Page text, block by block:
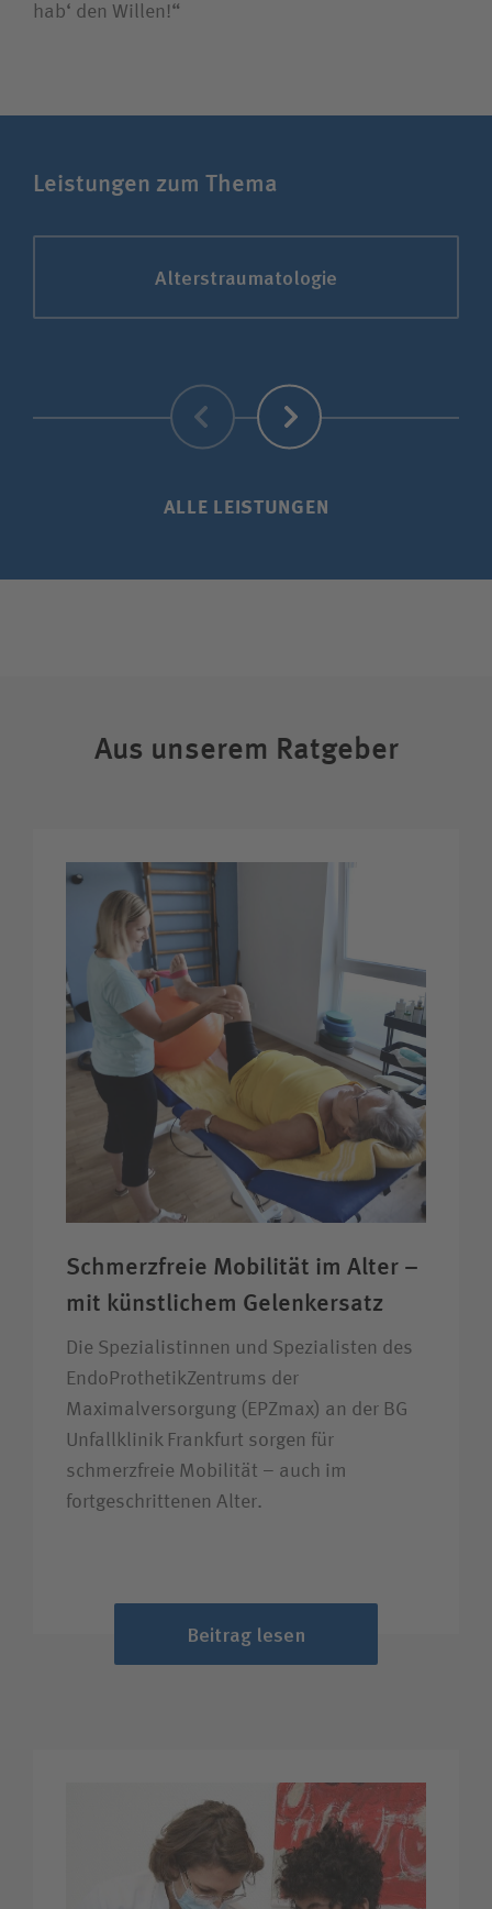
hab‘ den Willen!“
Leistungen zum Thema
Alterstraumatologie
Zurück Weiter
ALLE LEISTUNGEN
Aus unserem Ratgeber
Schmerzfreie Mobilität im Alter –
mit künstlichem Gelenkersatz
Die Spezialistinnen und Spezialisten des
EndoProthetikZentrums der
Maximalversorgung (EPZmax) an der BG
Unfallklinik Frankfurt sorgen für
schmerzfreie Mobilität – auch im
fortgeschrittenen Alter.
Beitrag lesen